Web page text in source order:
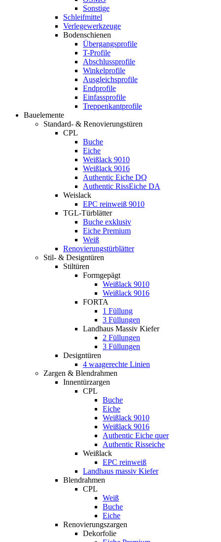
Sonstige
Schleifmittel
Verlegewerkzeuge
Bodenschienen
Übergangsprofile
T-Profile
Abschlussprofile
Winkelprofile
Ausgleichsprofile
Endprofile
Einfassprofile
Treppenkantprofile
Bauelemente
Standard- & Renovierungstüren
CPL
Buche
Eiche
Weißlack 9010
Weißlack 9016
Authentic Eiche DQ
Authentic RissEiche DA
Weislack
EPC reinweiß 9010
TGL-Türblätter
Buche exklusiv
Eiche Premium
Weiß
Renovierungstürblätter
Stil- & Designtüren
Stiltüren
Formgepägt
Weißlack 9010
Weißlack 9016
FORTA
1 Füllung
3 Füllungen
Landhaus Massiv Kiefer
2 Füllungen
3 Füllungen
Designtüren
4 waagerechte Linien
Zargen & Blendrahmen
Innentürzargen
CPL
Buche
Eiche
Weißlack 9010
Weißlack 9016
Authentic Eiche quer
Authentic Risseiche
Weißlack
EPC reinweiß
Landhaus massiv Kiefer
Blendrahmen
CPL
Weiß
Buche
Eiche
Renovierungszargen
Dekorfolie